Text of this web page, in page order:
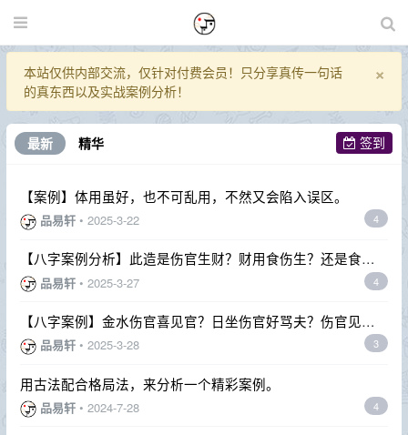
本站仅供内部交流，仅针对付费会员！只分享真传一句话
的真东西以及实战案例分析！
×
最新 签到
精华
【案例】体用虽好，也不可乱用，不然又会陷入误区。
品易轩 • 2025-3-22 4
【八字案例分析】此造是伤官生财？财用食伤生？还是食伤
制煞？
品易轩 • 2025-3-27 4
【八字案例】金水伤官喜见官？日坐伤官好骂夫？伤官见官
还是制杀？
品易轩 • 2025-3-28 3
用古法配合格局法，来分析一个精彩案例。
品易轩 • 2024-7-28 4